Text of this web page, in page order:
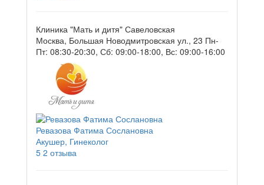
Клиника "Мать и дитя" Савеловская
Москва, Большая Новодмитровская ул., 23 Пн-
Пт: 08:30-20:30, Сб: 09:00-18:00, Вс: 09:00-16:00
Ревазова Фатима Сослановна
Акушер, Гинеколог
5 2 отзыва